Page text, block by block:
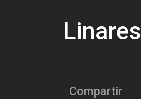
Linares
Compartir